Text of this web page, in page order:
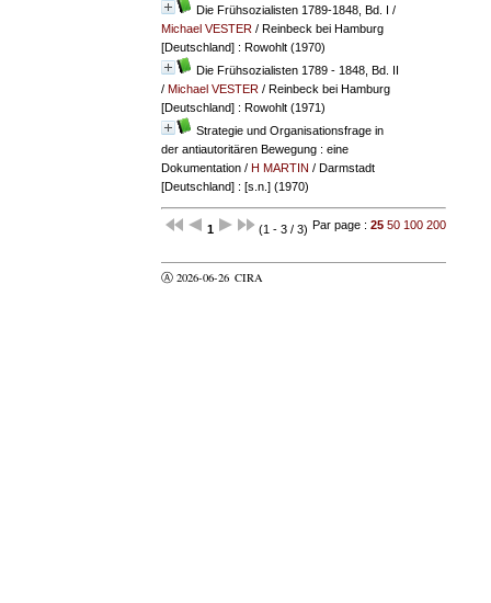
Die Frühsozialisten 1789-1848, Bd. I /
Michael VESTER/ Reinbeck bei Hamburg
[Deutschland] : Rowohlt (1970)
Die Frühsozialisten 1789 - 1848, Bd. II
/ Michael VESTER/ Reinbeck bei Hamburg
[Deutschland] : Rowohlt (1971)
Strategie und Organisationsfrage in
der antiautoritären Bewegung : eine
Dokumentation/ H MARTIN / Darmstadt
[Deutschland] : [s.n.] (1970)
1 (1 - 3 / 3) Par page : 25 50 100 200
Ⓐ 2026-06-26 CIRA